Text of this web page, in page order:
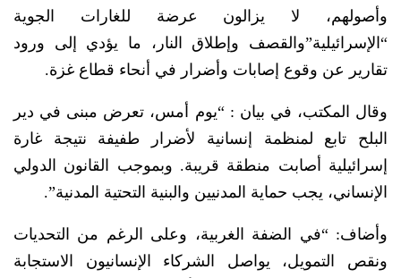
وأصولهم، لا يزالون عرضة للغارات الجوية
“الإسرائيلية”والقصف وإطلاق النار، ما يؤدي إلى ورود
تقارير عن وقوع إصابات وأضرار في أنحاء قطاع غزة.
وقال المكتب، في بيان : “يوم أمس، تعرض مبنى في دير
البلح تابع لمنظمة إنسانية لأضرار طفيفة نتيجة غارة
إسرائيلية أصابت منطقة قريبة. وبموجب القانون الدولي
الإنساني، يجب حماية المدنيين والبنية التحتية المدنية”.
وأضاف: “في الضفة الغربية، وعلى الرغم من التحديات
ونقص التمويل، يواصل الشركاء الإنسانيون الاستجابة